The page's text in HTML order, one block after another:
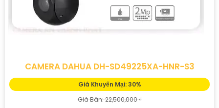
CAMERA DAHUA DH-SD49225XA-HNR-S3
Giá Khuyến Mại: 30%
Giá Bán: 22,500,000 ₫